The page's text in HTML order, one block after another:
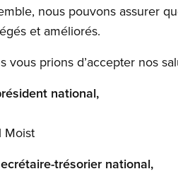
nous pouvons assurer
et améliorés.
vous prions d’accepter nos
national,
Moist
trésorier national,